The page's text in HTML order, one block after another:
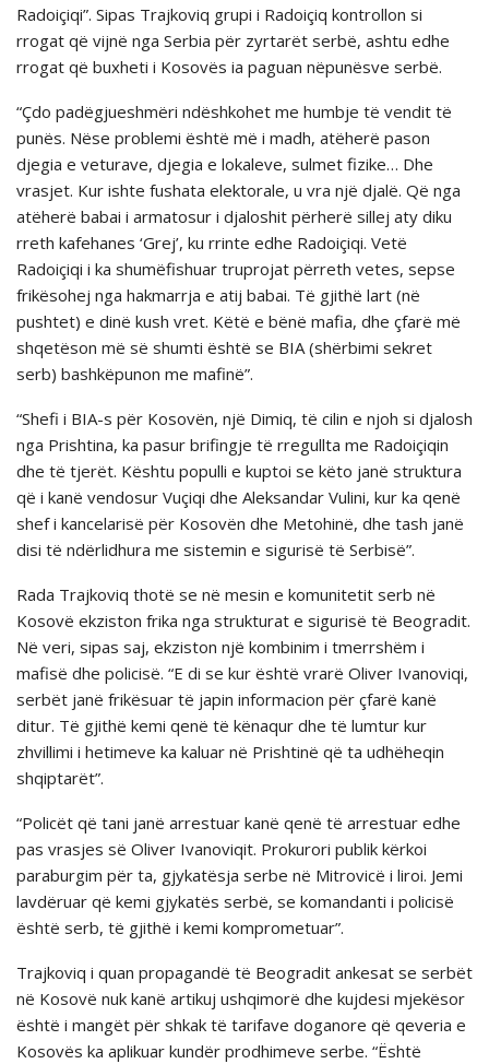
Radoiçiqi”. Sipas Trajkoviq grupi i Radoiçiq kontrollon si
rrogat që vijnë nga Serbia për zyrtarët serbë, ashtu edhe
rrogat që buxheti i Kosovës ia paguan nëpunësve serbë.
“Çdo padëgjueshmëri ndëshkohet me humbje të vendit të
punës. Nëse problemi është më i madh, atëherë pason
djegia e veturave, djegia e lokaleve, sulmet fizike… Dhe
vrasjet. Kur ishte fushata elektorale, u vra një djalë. Që nga
atëherë babai i armatosur i djaloshit përherë sillej aty diku
rreth kafehanes ‘Grej’, ku rrinte edhe Radoiçiqi. Vetë
Radoiçiqi i ka shumëfishuar truprojat përreth vetes, sepse
frikësohej nga hakmarrja e atij babai. Të gjithë lart (në
pushtet) e dinë kush vret. Këtë e bënë mafia, dhe çfarë më
shqetëson më së shumti është se BIA (shërbimi sekret
serb) bashkëpunon me mafinë”.
“Shefi i BIA-s për Kosovën, një Dimiq, të cilin e njoh si djalosh
nga Prishtina, ka pasur brifingje të rregullta me Radoiçiqin
dhe të tjerët. Kështu populli e kuptoi se këto janë struktura
që i kanë vendosur Vuçiqi dhe Aleksandar Vulini, kur ka qenë
shef i kancelarisë për Kosovën dhe Metohinë, dhe tash janë
disi të ndërlidhura me sistemin e sigurisë të Serbisë”.
Rada Trajkoviq thotë se në mesin e komunitetit serb në
Kosovë ekziston frika nga strukturat e sigurisë të Beogradit.
Në veri, sipas saj, ekziston një kombinim i tmerrshëm i
mafisë dhe policisë. “E di se kur është vrarë Oliver Ivanoviqi,
serbët janë frikësuar të japin informacion për çfarë kanë
ditur. Të gjithë kemi qenë të kënaqur dhe të lumtur kur
zhvillimi i hetimeve ka kaluar në Prishtinë që ta udhëheqin
shqiptarët”.
“Policët që tani janë arrestuar kanë qenë të arrestuar edhe
pas vrasjes së Oliver Ivanoviqit. Prokurori publik kërkoi
paraburgim për ta, gjykatësja serbe në Mitrovicë i liroi. Jemi
lavdëruar që kemi gjykatës serbë, se komandanti i policisë
është serb, të gjithë i kemi komprometuar”.
Trajkoviq i quan propagandë të Beogradit ankesat se serbët
në Kosovë nuk kanë artikuj ushqimorë dhe kujdesi mjekësor
është i mangët për shkak të tarifave doganore që qeveria e
Kosovës ka aplikuar kundër prodhimeve serbe. “Është